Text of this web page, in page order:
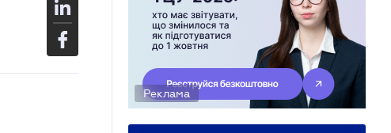
Реклама